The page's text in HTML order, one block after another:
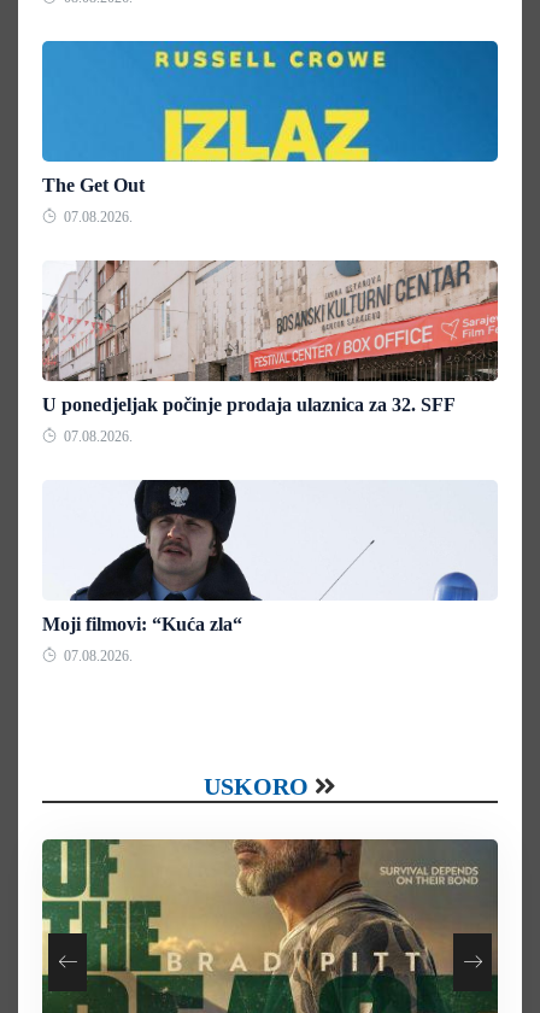
The Get Out
07.08.2026.
U ponedjeljak počinje prodaja ulaznica za 32. SFF
07.08.2026.
Moji filmovi: “Kuća zla“
07.08.2026.
USKORO